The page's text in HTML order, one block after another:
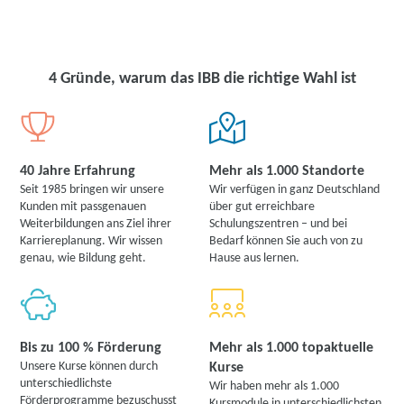
4 Gründe, warum das IBB die richtige Wahl ist
40 Jahre Erfahrung
Seit 1985 bringen wir unsere
Kunden mit passgenauen
Weiterbildungen ans Ziel ihrer
Karriereplanung. Wir wissen
genau, wie Bildung geht.
Mehr als 1.000 Standorte
Wir verfügen in ganz Deutschland
über gut erreichbare
Schulungszentren – und bei
Bedarf können Sie auch von zu
Hause aus lernen.
Bis zu 100 % Förderung
Unsere Kurse können durch
unterschiedlichste
Förderprogramme bezuschusst
Mehr als 1.000 topaktuelle
Kurse
Wir haben mehr als 1.000